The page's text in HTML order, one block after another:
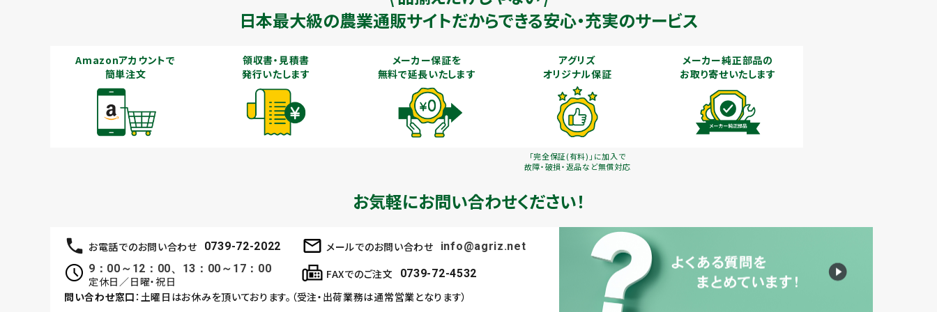
日本最大級の農業通販サイトだからできる安心・充実のサービス
Amazonアカウントで
簡単注文
領収書・見積書
発行いたします
メーカー保証を
無料で延長いたします
アグリズ
オリジナル保証
「完全保証(有料)」に加入で
故障・破損・返品など無償対応
メーカー純正部品の
お取り寄せいたします
お気軽にお問い合わせください！
お電話でのお問い合わせ 0739-72-2022 メールでのお問い合わせ
info@agriz.net
9：00～12：00、13：00～17：00
定休日／日曜・祝日
FAXでのご注文 0739-72-4532
問い合わせ窓口 ：土曜日はお休みを頂いております。（受注・出荷業務は通常営業となります）